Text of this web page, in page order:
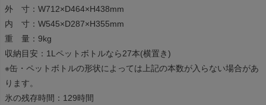
外 寸：W712×D464×H438mm
内 寸：W545×D287×H355mm
重 量：9kg
収納目安：1Lペットボトルなら27本(横置き)
※缶・ペットボトルの形状によっては上記の本数が入らない場合があ
ります。
氷の残存時間：129時間